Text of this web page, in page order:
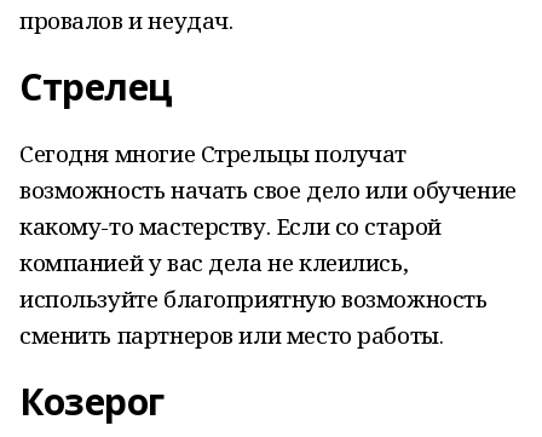
провалов и неудач.
Стрелец
Сегодня многие Стрельцы получат
возможность начать свое дело или обучение
какому-то мастерству. Если со старой
компанией у вас дела не клеились,
используйте благоприятную возможность
сменить партнеров или место работы.
Козерог